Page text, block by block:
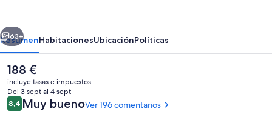
Hotels
-
Adults
Only
Siguiente
63+
ResumenHabitacionesUbicaciónPolíticas
El
precio
actual
es
de
188 €
incluye tasas e impuestos
Del 3 sept al 4 sept
Comentarios
8,48,4 de 10
Muy buenoVer 196 comentarios